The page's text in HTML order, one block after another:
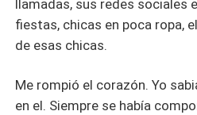
llamadas, sus redes
fiestas, chicas en poca ropa,
de esas chicas.
Me rompió el corazón. Yo
en el. Siempre se había